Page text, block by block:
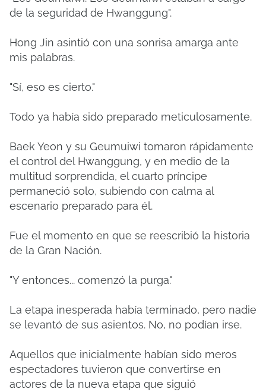
de la seguridad de Hwanggung".
Hong Jin asintió con una sonrisa amarga ante
mis palabras.
"Sí, eso es cierto."
Todo ya había sido preparado meticulosamente.
Baek Yeon y su Geumuiwi tomaron rápidamente
el control del Hwanggung, y en medio de la
multitud sorprendida, el cuarto príncipe
permaneció solo, subiendo con calma al
escenario preparado para él.
Fue el momento en que se reescribió la historia
de la Gran Nación.
"Y entonces... comenzó la purga."
La etapa inesperada había terminado, pero nadie
se levantó de sus asientos. No, no podían irse.
Aquellos que inicialmente habían sido meros
espectadores tuvieron que convertirse en
actores de la nueva etapa que siguió